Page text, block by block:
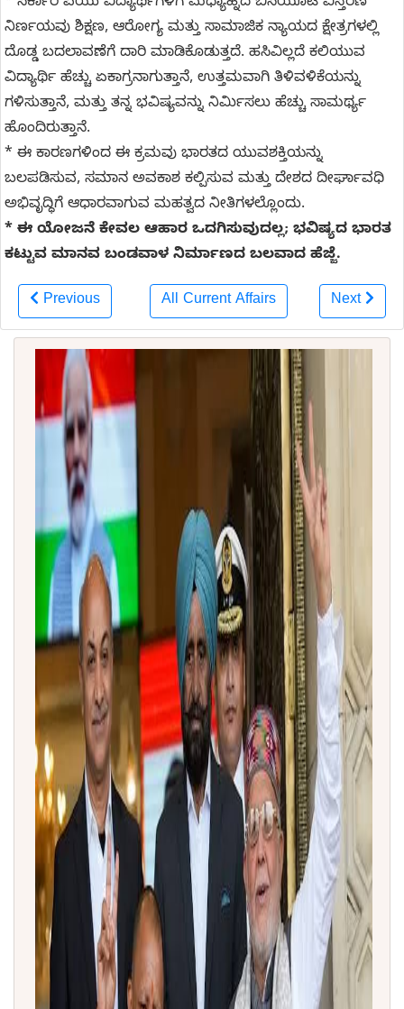
ನಿರ್ಣಯವು ಶಿಕ್ಷಣ, ಆರೋಗ್ಯ ಮತ್ತು ಸಾಮಾಜಿಕ ನ್ಯಾಯದ ಕ್ಷೇತ್ರಗಳಲ್ಲಿ
ದೊಡ್ಡ ಬದಲಾವಣೆಗೆ ದಾರಿ ಮಾಡಿಕೊಡುತ್ತದೆ. ಹಸಿವಿಲ್ಲದೆ ಕಲಿಯುವ
ವಿದ್ಯಾರ್ಥಿ ಹೆಚ್ಚು ಏಕಾಗ್ರನಾಗುತ್ತಾನೆ, ಉತ್ತಮವಾಗಿ ತಿಳಿವಳಿಕೆಯನ್ನು
ಗಳಿಸುತ್ತಾನೆ, ಮತ್ತು ತನ್ನ ಭವಿಷ್ಯವನ್ನು ನಿರ್ಮಿಸಲು ಹೆಚ್ಚು ಸಾಮರ್ಥ್ಯ
ಹೊಂದಿರುತ್ತಾನೆ.
* ಈ ಕಾರಣಗಳಿಂದ ಈ ಕ್ರಮವು ಭಾರತದ ಯುವಶಕ್ತಿಯನ್ನು
ಬಲಪಡಿಸುವ, ಸಮಾನ ಅವಕಾಶ ಕಲ್ಪಿಸುವ ಮತ್ತು ದೇಶದ ದೀರ್ಘಾವಧಿ
ಅಭಿವೃದ್ಧಿಗೆ ಆಧಾರವಾಗುವ ಮಹತ್ವದ ನೀತಿಗಳಲ್ಲೊಂದು.
* ಈ ಯೋಜನೆ ಕೇವಲ ಆಹಾರ ಒದಗಿಸುವುದಲ್ಲ; ಭವಿಷ್ಯದ ಭಾರತ
ಕಟ್ಟುವ ಮಾನವ ಬಂಡವಾಳ ನಿರ್ಮಾಣದ ಬಲವಾದ ಹೆಜ್ಜೆ.
Previous All Current Affairs Next